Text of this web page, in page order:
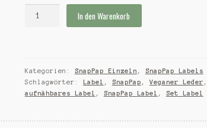
Menge
In den Warenkorb
Kategorien: SnapPap Einzeln , SnapPap Labels
Schlagwörter:
Label , SnapPap ,Veganer Leder ,
aufnähbares Label , SnapPap Label , Set Label